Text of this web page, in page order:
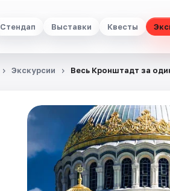
Стендап Выставки Квесты
Экскурсии Весь Кронштадт за